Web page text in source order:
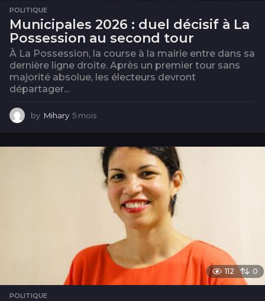
POLITIQUE
Municipales 2026 : duel décisif à La
Possession au second tour
À La Possession, la course à la mairie entre dans sa
dernière ligne droite. Après un premier tour sans
majorité absolue, les électeurs devront
départager...
by Mihary 5 mois
i
112 0
POLITIQUE